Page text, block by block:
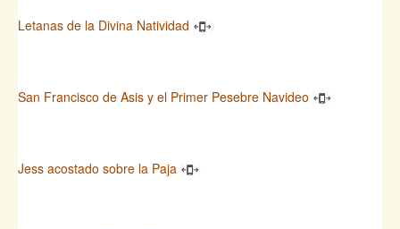
Letanas de la Divina Natividad
San Francisco de Asis y el Primer Pesebre Navideo
Jess acostado sobre la Paja